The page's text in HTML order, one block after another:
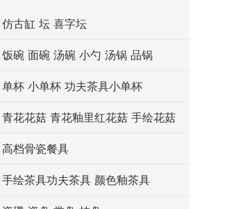
仿古缸 坛 喜字坛
饭碗 面碗 汤碗 小勺 汤锅 品锅
单杯 小单杯 功夫茶具小单杯
青花花菇 青花釉里红花菇 手绘花菇
高档骨瓷餐具
手绘茶具功夫茶具 颜色釉茶具